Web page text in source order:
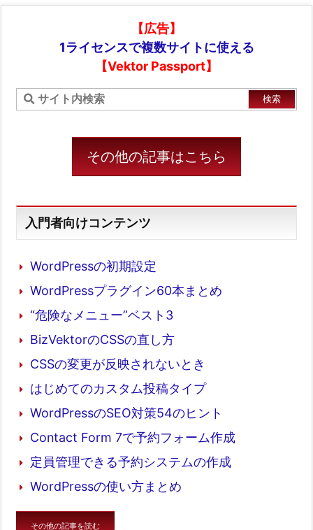
【広告】
1ライセンスで複数サイトに使える
【Vektor Passport】
その他の記事はこちら
入門者向けコンテンツ
WordPressの初期設定
WordPressプラグイン60本まとめ
“危険なメニュー”ベスト3
BizVektorのCSSの直し方
CSSの変更が反映されないとき
はじめてのカスタム投稿タイプ
WordPressのSEO対策54のヒント
Contact Form 7で予約フォーム作成
定員管理できる予約システムの作成
WordPressの使い方まとめ
その他の記事を読む